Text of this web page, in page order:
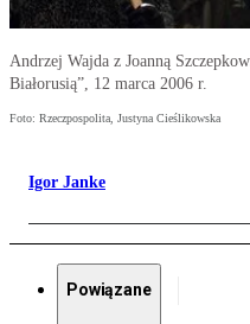
Andrzej Wajda z Joanną
Białorusią”, 12 marca 2006 r.
Foto: Rzeczpospolita, Justyna Cieślikowska
Igor Janke
Powiązane